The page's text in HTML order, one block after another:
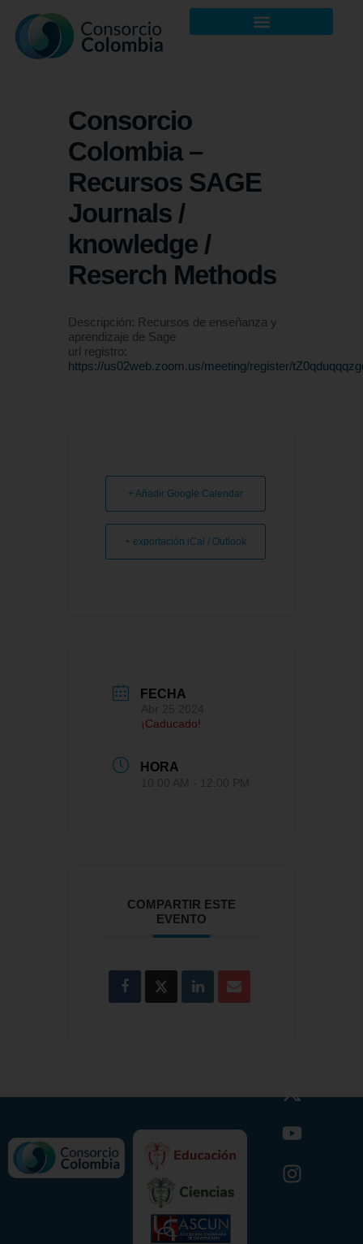
Consorcio
Colombia –
Recursos SAGE
Journals /
knowledge /
Reserch Methods
Descripción: Recursos de enseñanza y
aprendizaje de Sage
url registro:
https://us02web.zoom.us/meeting/register/
+ Añadir Google Calendar
+ exportación iCal / Outlook
FECHA
¡Caducado!
HORA
COMPARTIR ESTE
EVENTO